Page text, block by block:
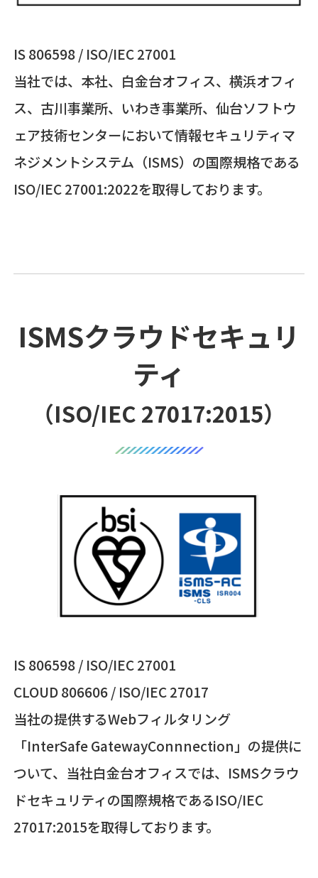
IS 806598 / ISO/IEC 27001
当社では、本社、白金台オフィス、横浜オフィ
ス、古川事業所、いわき事業所、仙台ソフトウ
ェア技術センターにおいて情報セキュリティマ
ネジメントシステム（ISMS）の国際規格である
ISO/IEC 27001:2022を取得しております。
ISMSクラウドセキュリ
ティ
（ISO/IEC 27017:2015）
IS 806598 / ISO/IEC 27001
CLOUD 806606 / ISO/IEC 27017
当社の提供するWebフィルタリング
「InterSafe GatewayConnnection」の提供に
ついて、当社白金台オフィスでは、ISMSクラウ
ドセキュリティの国際規格であるISO/IEC
27017:2015を取得しております。